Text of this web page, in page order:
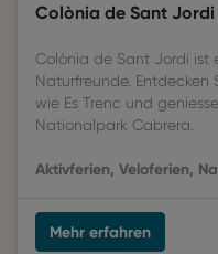
Colònia de Sant
Colònia de Sant Jordi ist
Naturfreunde.
wie Es Trenc und
Nationalpark Cabrera.
Aktivferien, Veloferien,
Mehr erfahren